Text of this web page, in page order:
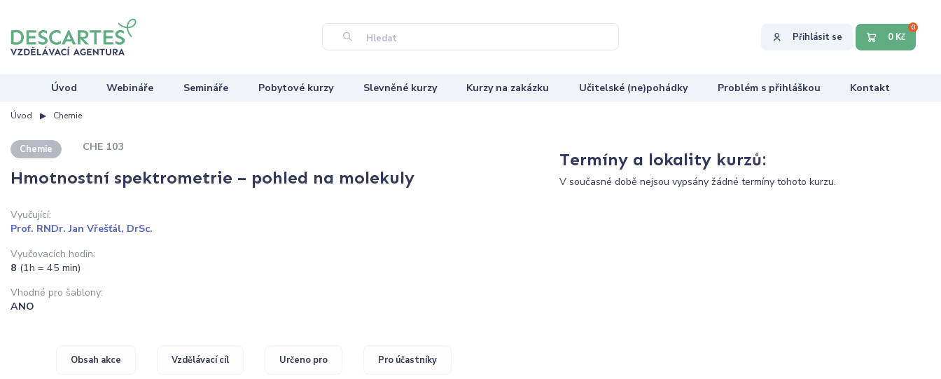
Hledat Přihlásit se 0 Kč
0
Úvod Webináře Semináře Pobytové kurzy Slevněné kurzy Kurzy na zakázku Učitelské (ne)pohádky Problém s přihláškou Kontakt
Úvod Chemie
Chemie CHE 103
Hmotnostní spektrometrie – pohled na molekuly
Vyučující:
Prof. RNDr. Jan Vřešťál, DrSc.
Vyučovacích hodin:
8 (1h = 45 min)
Vhodné pro šablony:
ANO
Obsah akce Vzdělávací cíl Určeno pro Pro účastníky
Termíny a lokality kurzů:
V současné době nejsou vypsány žádné termíny tohoto kurzu.